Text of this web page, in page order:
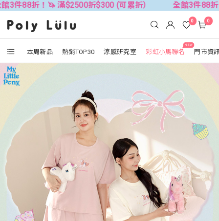
🦄 滿$2500折$300 (可累折） 全館3件88折！🦄 滿
本周新品 熱銷TOP30 涼感研究室
NEW
彩虹小馬聯名 門市資
0 0